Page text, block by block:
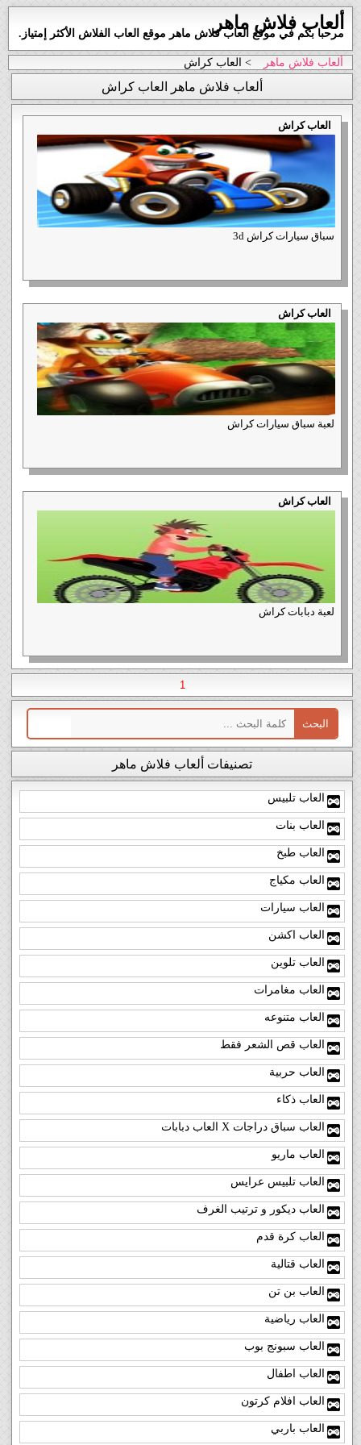
ألعاب فلاش ماهر
مرحبا بكم في موقع العاب فلاش ماهر موقع العاب الفلاش الأكثر إمتياز.
ألعاب فلاش ماهر > العاب كراش
ألعاب فلاش ماهر العاب كراش
العاب كراش
سباق سيارات كراش 3d
العاب كراش
لعبة سباق سيارات كراش
العاب كراش
لعبة دبابات كراش
1
تصنيفات ألعاب فلاش ماهر
العاب تلبيس
العاب بنات
العاب طبخ
العاب مكياج
العاب سيارات
العاب اكشن
العاب تلوين
العاب مغامرات
العاب متنوعه
العاب قص الشعر فقط
العاب حربية
العاب ذكاء
العاب سباق دراجات X العاب دبابات
العاب ماريو
العاب تلبيس عرايس
العاب ديكور و ترتيب الغرف
العاب كرة قدم
العاب قتالية
العاب بن تن
العاب رياضية
العاب سبونج بوب
العاب اطفال
العاب افلام كرتون
العاب باربي